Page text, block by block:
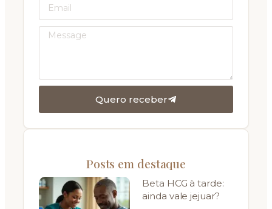
Quero receber
Posts em destaque
Beta HCG à tarde:
ainda vale jejuar?